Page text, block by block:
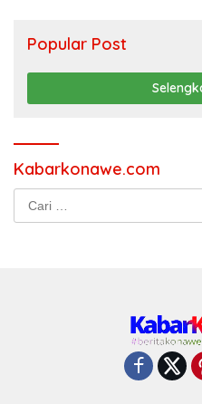
Popular Post
Kabarkonawe.com